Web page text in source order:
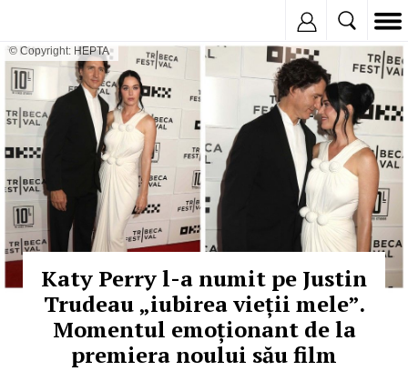
© Copyright: HEPTA
Katy Perry l-a numit pe Justin
Trudeau „iubirea vieții mele”.
Momentul emoționant de la
premiera noului său film